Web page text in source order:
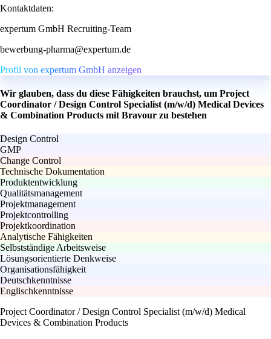
Kontaktdaten:
expertum GmbH Recruiting-Team
bewerbung-pharma@expertum.de
Profil von expertum GmbH anzeigen
Wir glauben, dass du diese Fähigkeiten brauchst, um Project
Coordinator / Design Control Specialist (m/w/d) Medical Devices
& Combination Products mit Bravour zu bestehen
Design Control
GMP
Change Control
Technische Dokumentation
Produktentwicklung
Qualitätsmanagement
Projektmanagement
Projektcontrolling
Projektkoordination
Analytische Fähigkeiten
Selbstständige Arbeitsweise
Lösungsorientierte Denkweise
Organisationsfähigkeit
Deutschkenntnisse
Englischkenntnisse
Project Coordinator / Design Control Specialist (m/w/d) Medical
Devices & Combination Products